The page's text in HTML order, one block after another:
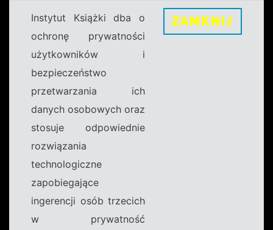
Instytut Książki dba o
ochronę prywatności
użytkowników i
bezpieczeństwo
przetwarzania ich
danych osobowych oraz
stosuje odpowiednie
rozwiązania
technologiczne
zapobiegające
ingerencji osób trzecich
w prywatność
ZAMKNIJ